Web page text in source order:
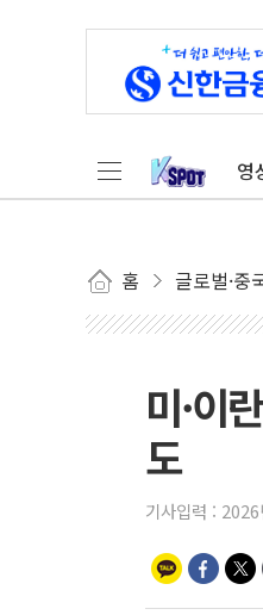
영
홈 글로벌·중
미·이
도
기사입력 :